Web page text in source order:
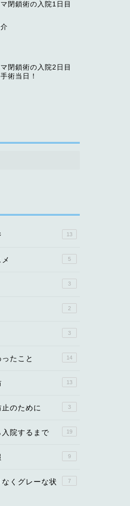
閉鎖術の入院1日目
マ閉鎖術の入院2日目
術当日！
13
5
3
2
3
たこと 14
13
のために 3
院するまで 19
9
くグレーな状
7